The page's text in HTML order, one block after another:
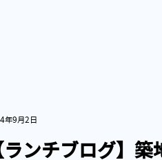
ランチブログ】築
年9月2日